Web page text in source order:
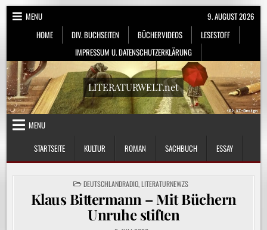
Skip
MENU
HOME
DIV. BUCHSEITEN BÜCHERVIDEOS
LESESTOFF
IMPRESSUM U. DATENSCHUTZERKLÄRUNG
9. AUGUST 2026
LITERATURWELT.net
MENU
STARTSEITE
KULTUR ROMAN SACHBUCH ESSAY
POSTED
IN
DEUTSCHLANDRADIO,LITERATURNEWZS
Klaus Bittermann – Mit Büchern
Unruhe stiften